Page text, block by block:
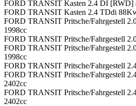
FORD TRANSIT Kasten 2.4 DI [RWD]
FORD TRANSIT Kasten 2.4 TDdi
FORD TRANSIT Pritsche/Fahrgestell
1998cc
FORD TRANSIT Pritsche/Fahrgestell
FORD TRANSIT Pritsche/Fahrgestell
1998cc
FORD TRANSIT Pritsche/Fahrgestell
FORD TRANSIT Pritsche/Fahrgestell
2402cc
FORD TRANSIT Pritsche/Fahrgestell
2402cc